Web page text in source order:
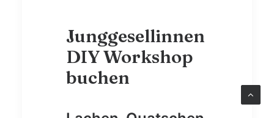
Junggesellinnen
DIY Workshop
buchen